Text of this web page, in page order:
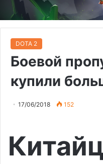
DOTA 2
Боевой
купили
17/06/2018 152